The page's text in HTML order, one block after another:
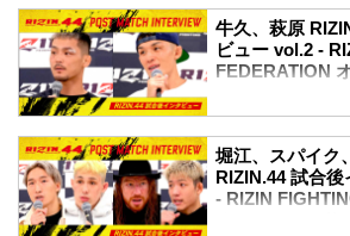
PPV配信スケジュ
配信日時 料金 配
期間 応援
コード 番組名・そ
ちの試合後インタ
YouTubeで見る
クレベル・コイケ
金原正徳「やっと
が第一の感想」
ーー試合後の率直
だけますか。
金原 ああ、やっ
牛久、萩原
ビュー vol.2 -
FEDERATION
9月24日（日）に
ちの試合後インタ
YouTubeで見る
牛久絢太郎 & 萩原
堀江、スパイク
RIZIN.44 試合
- RIZIN